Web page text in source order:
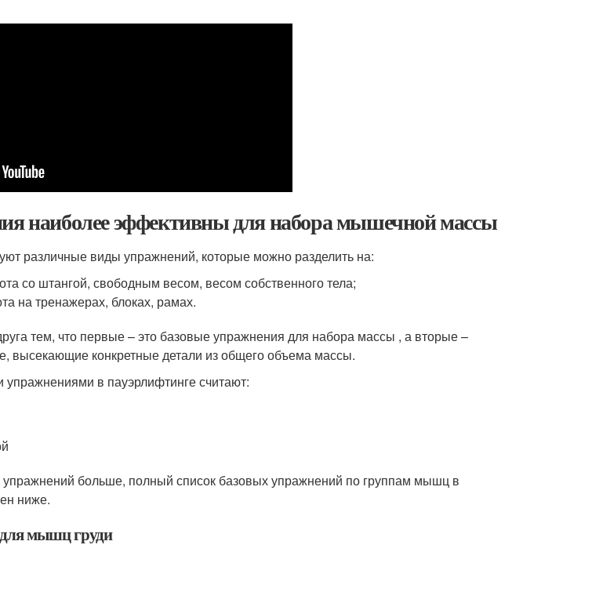
наиболее эффективны для набора мышечной массы
различные виды упражнений, которые можно разделить на:
со штангой, свободным весом, весом собственного тела;
на тренажерах, блоках, рамах.
тем, что первые – это базовые упражнения для набора массы , а вторые –
конкретные детали из общего объема массы.
в пауэрлифтинге считают:
больше, полный список базовых упражнений по группам мышц в
ниже.
мышц груди